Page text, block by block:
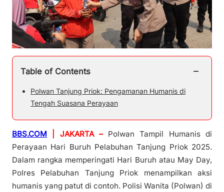
Table of Contents −
Polwan Tanjung Priok: Pengamanan Humanis di
Tengah Suasana Perayaan
BBS.COM | JAKARTA –Polwan Tampil Humanis di
Perayaan Hari Buruh Pelabuhan Tanjung Priok 2025.
Dalam rangka memperingati Hari Buruh atau May Day,
Polres Pelabuhan Tanjung Priok menampilkan aksi
humanis yang patut di contoh. Polisi Wanita (Polwan) di